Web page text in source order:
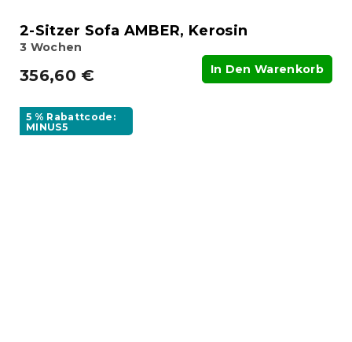
2-Sitzer Sofa AMBER, Kerosin
3 Wochen
356,60 € In Den Warenkorb
5 % Rabattcode:
MINUS5